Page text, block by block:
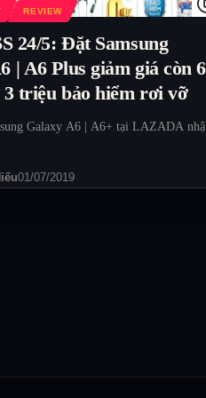
REVIEW
24/5: Đặt Samsung
| A6 Plus giảm giá còn 6
triệu bảo hiểm rơi vỡ
Galaxy A6 | A6+ tại LAZADA
01/07/2019